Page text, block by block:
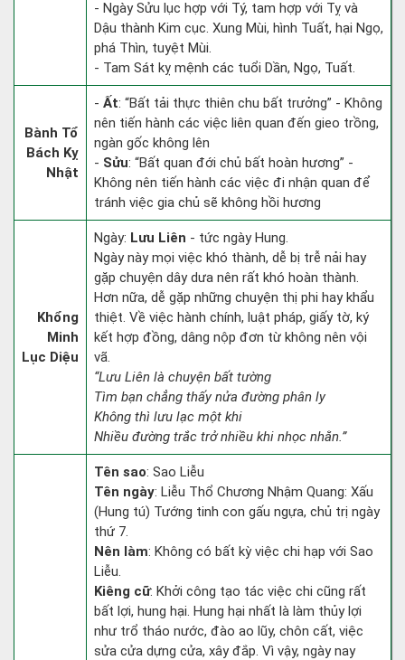
- Ngày Sửu lục hợp với Tý, tam hợp với Tỵ và
Dậu thành Kim cục. Xung Mùi, hình Tuất, hại Ngọ,
phá Thìn, tuyệt Mùi.
- Tam Sát kỵ mệnh các tuổi Dần, Ngọ, Tuất.
Bành Tổ
Bách Kỵ
Nhật
- Ất: “Bất tải thực thiên chu bất trưởng” - Không
nên tiến hành các việc liên quan đến gieo trồng,
ngàn gốc không lên
- Sửu: “Bất quan đới chủ bất hoàn hương” -
Không nên tiến hành các việc đi nhận quan để
tránh việc gia chủ sẽ không hồi hương
Khổng
Minh
Lục Diệu
Ngày: Lưu Liên - tức ngày Hung.
Ngày này mọi việc khó thành, dễ bị trễ nải hay
gặp chuyện dây dưa nên rất khó hoàn thành.
Hơn nữa, dễ gặp những chuyện thị phi hay khẩu
thiệt. Về việc hành chính, luật pháp, giấy tờ, ký
kết hợp đồng, dâng nộp đơn từ không nên vội
vã.
“Lưu Liên là chuyện bất tường
Tìm bạn chẳng thấy nửa đường phân ly
Không thì lưu lạc một khi
Nhiều đường trắc trở nhiều khi nhọc nhằn.”
Tên sao: Sao Liễu
Tên ngày: Liễu Thổ Chương Nhậm Quang: Xấu
(Hung tú) Tướng tinh con gấu ngựa, chủ trị ngày
thứ 7.
Nên làm: Không có bất kỳ việc chi hạp với Sao
Liễu.
Kiêng cữ: Khởi công tạo tác việc chi cũng rất
bất lợi, hung hại. Hung hại nhất là làm thủy lợi
như trổ tháo nước, đào ao lũy, chôn cất, việc
sửa cửa dựng cửa, xây đắp. Vì vậy, ngày nay